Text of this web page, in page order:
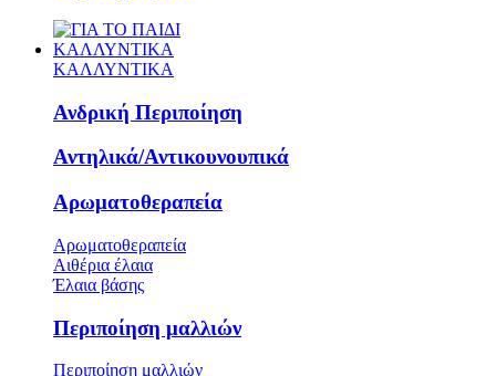
ΚΑΛΛΥΝΤΙΚΑ
ΚΑΛΛΥΝΤΙΚΑ
Ανδρική Περιποίηση
Αντηλικά/Αντικουνουπικά
Αρωματοθεραπεία
Αρωματοθεραπεία
Αιθέρια έλαια
Έλαια βάσης
Περιποίηση μαλλιών
Περιποίηση μαλλιών